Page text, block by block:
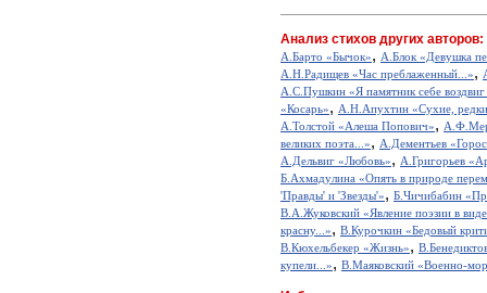
Анализ стихов других авторов:
А.Барто «Бычок», А.Блок «Девушка
А.Н.Радищев «Час преблаженный...»,
А.С.Пушкин «Я памятник себе
«Косарь», А.Н.Апухтин «Сухие,
А.Толстой «Алеша Попович»,
великих поэта...», А.Дементьев
А.Дельвиг «Любовь», А.Григорьев
Б.Ахмадулина «Опять в природе
'Правды' и 'Звезды'», Б.Чичибабин
В.А.Жуковский «Явление поэзии в
красну...», В.Курочкин «Бедовый
В.Кюхельбекер «Жизнь»,
купели...», В.Маяковский «Военно-